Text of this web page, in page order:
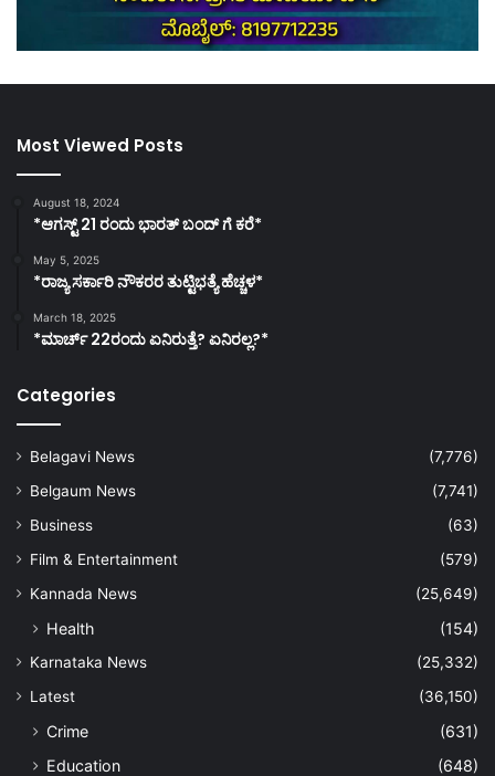
Most Viewed Posts
August 18, 2024
*ಆಗಸ್ಟ್ 21 ರಂದು ಭಾರತ್‌ ಬಂದ್‌ ಗೆ ಕರೆ*
May 5, 2025
*ರಾಜ್ಯ ಸರ್ಕಾರಿ ನೌಕರರ ತುಟ್ಟಿಭತ್ಯೆ ಹೆಚ್ಚಳ*
March 18, 2025
*ಮಾರ್ಚ್ 22ರಂದು ಏನಿರುತ್ತೆ? ಏನಿರಲ್ಲ?*
Categories
Belagavi News
(7,776)
Belgaum News
(7,741)
Business
(63)
Film & Entertainment
(579)
Kannada News
(25,649)
Health (154)
Karnataka News
(25,332)
Latest
(36,150)
Crime
(631)
Education
(648)